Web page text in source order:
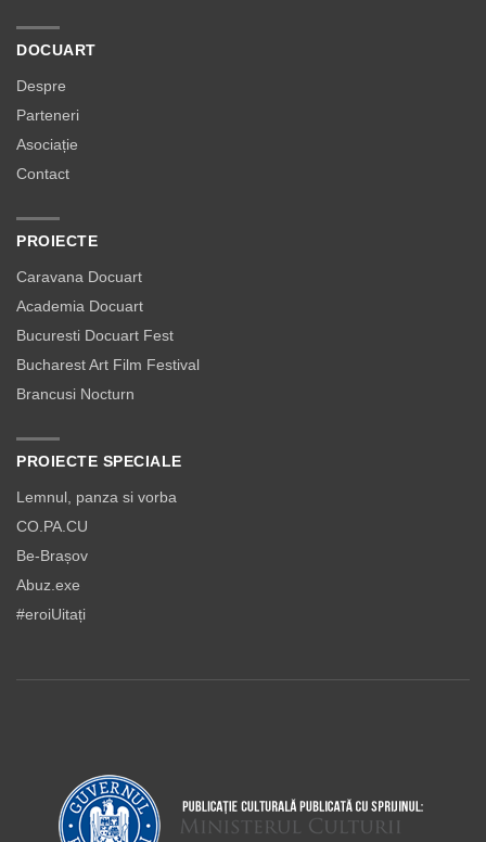
DOCUART
Despre
Parteneri
Asociație
Contact
PROIECTE
Caravana Docuart
Academia Docuart
Bucuresti Docuart Fest
Bucharest Art Film Festival
Brancusi Nocturn
PROIECTE SPECIALE
Lemnul, panza si vorba
CO.PA.CU
Be-Brașov
Abuz.exe
#eroiUitați